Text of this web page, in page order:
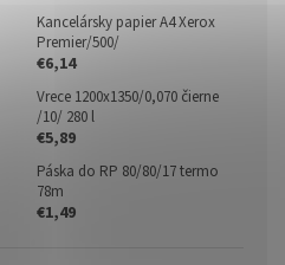
Kancelársky papier A4 Xerox
Premier/500/
€6,14
Vrece 1200x1350/0,070 čierne
/10/ 280 l
€5,89
Páska do RP 80/80/17 termo
78m
€1,49